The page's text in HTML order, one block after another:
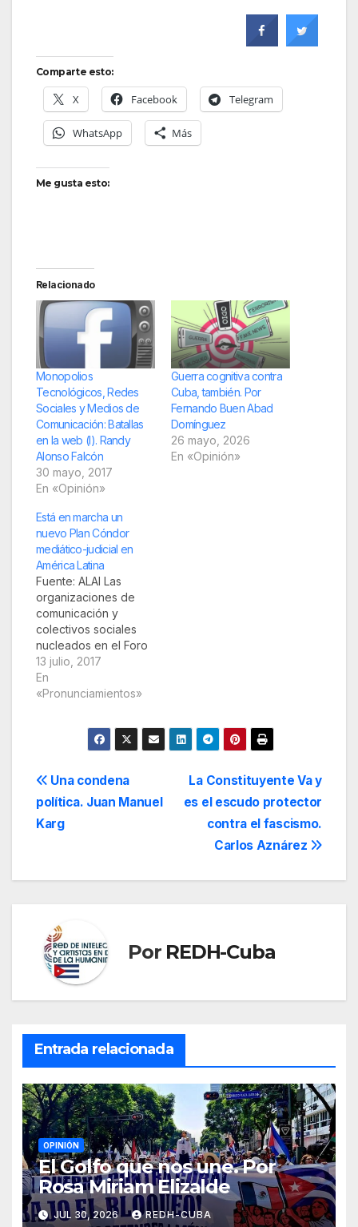
Comparte esto:
X Facebook Telegram
WhatsApp Más
Me gusta esto:
Relacionado
Monopolios
Tecnológicos, Redes
Sociales y Medios de
Comunicación: Batallas
en la web (I). Randy
Alonso Falcón
30 mayo, 2017
En «Opinión»
Guerra cognitiva contra
Cuba, también. Por
Fernando Buen Abad
Domínguez
26 mayo, 2026
En «Opinión»
Está en marcha un
nuevo Plan Cóndor
mediático-judicial en
América Latina
Fuente: ALAI Las
organizaciones de
comunicación y
colectivos sociales
nucleados en el Foro
de Comunicación para
la Integración de
NuestrAmérica
pueblos de la región
sobre la estrategia
llevando adelante
grupos de poder
económico,
conglomerados
13 julio, 2017
En
«Pronunciamientos»
Navegación
de
La Constituyente Va y
es el escudo protector
contra el fascismo.
Carlos Aznárez
Una condena
política. Juan Manuel
Karg
Por REDH-Cuba
Entrada relacionada
OPINIÓN
El Golfo que nos une. Por
Rosa Miriam Elizalde
JUL 30, 2026 REDH-CUBA